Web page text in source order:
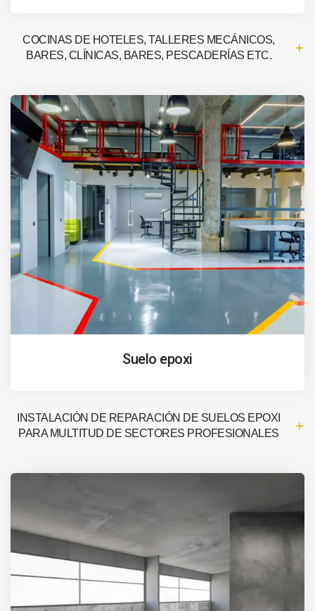
COCINAS DE HOTELES, TALLERES MECÁNICOS,
BARES, CLÍNICAS, BARES, PESCADERÍAS ETC.
Suelo epoxi
INSTALACIÓN DE REPARACIÓN DE SUELOS EPOXI
PARA MULTITUD DE SECTORES PROFESIONALES